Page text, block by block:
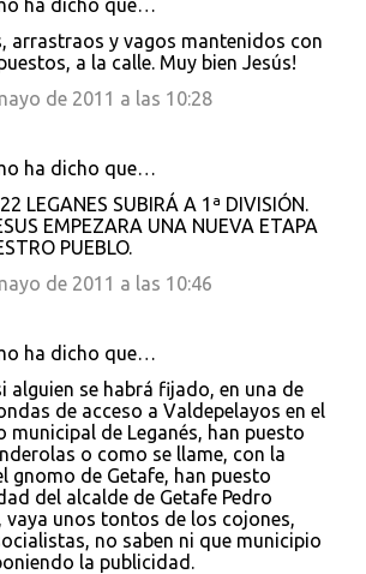
ha dicho que…
arrastraos y vagos mantenidos con
a la calle. Muy bien Jesús!
de 2011 a las 10:28
ha dicho que…
LEGANES SUBIRÁ A 1ª DIVISIÓN.
EMPEZARA UNA NUEVA ETAPA
PUEBLO.
de 2011 a las 10:46
ha dicho que…
alguien se habrá fijado, en una de
de acceso a Valdepelayos en el
municipal de Leganés, han puesto
o como se llame, con la
gnomo de Getafe, han puesto
del alcalde de Getafe Pedro
vaya unos tontos de los cojones,
no saben ni que municipio
la publicidad.